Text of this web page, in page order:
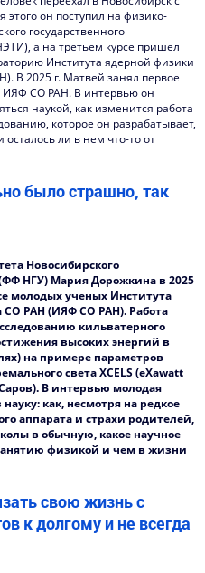
этого он поступил на физико-
государственного
а на третьем курсе пришел
Института ядерной физики
В 2025 г. Матвей занял первое
ИЯФ СО РАН. В интервью он
наукой, как изменится работа
которое он разрабатывает,
ли в нем что-то от
было страшно, так
Новосибирского
НГУ) Мария Дорожкина в 2025
молодых ученых Института
РАН (ИЯФ СО РАН). Работа
кильватерного
высоких энергий в
на примере параметров
света XCELS (eXawatt
В интервью молодая
как, несмотря на редкое
аппарата и страхи родителей,
в обычную, какое научное
физикой и чем в жизни
свою жизнь с
к долгому и не всегда